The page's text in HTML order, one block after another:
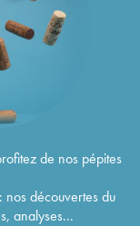
de nos pépites
nos découvertes du
analyses...